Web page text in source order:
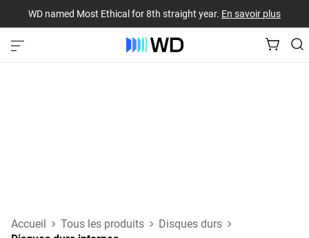
WD named Most Ethical for 8th straight year. En savoir plus
Accueil Tous les produits
Disques durs